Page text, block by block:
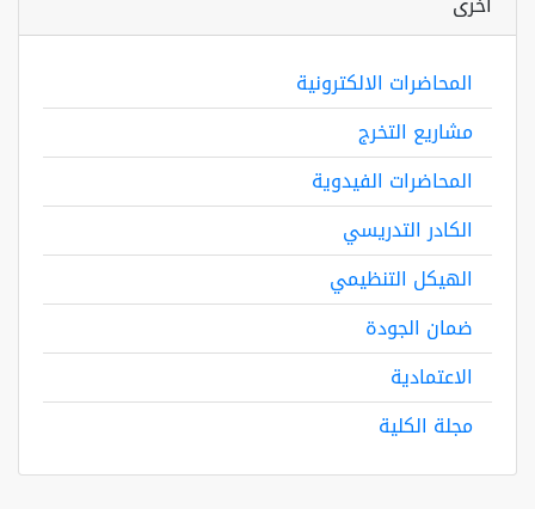
المحاضرات الالكترونية
مشاريع التخرج
المحاضرات الفيدوية
الكادر التدريسي
الهيكل التنظيمي
ضمان الجودة
الاعتمادية
مجلة الكلية